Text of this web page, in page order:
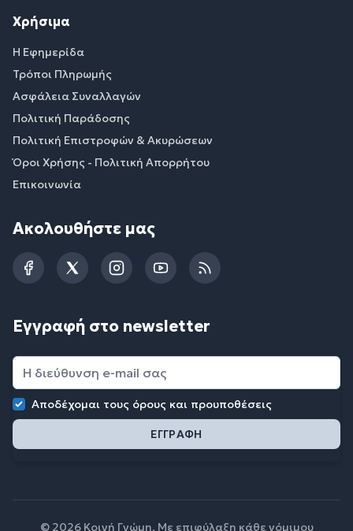
Χρήσιμα
Η Εφημερίδα
Τρόποι Πληρωμής
Ασφάλεια Συναλλαγών
Πολιτική Παράδοσης
Πολιτική Επιστροφών & Ακυρώσεων
Όροι Χρήσης - Πολιτική Απορρήτου
Επικοινωνία
Ακολουθήστε μας
FacebookTwitterInstagramYouTubeRSS
Εγγραφή στο newsletter
Αποδέχομαι τους όρους και προυποθέσεις
© 2026 Κοινή Γνώμη. Με επιφύλαξη κάθε νόμιμου